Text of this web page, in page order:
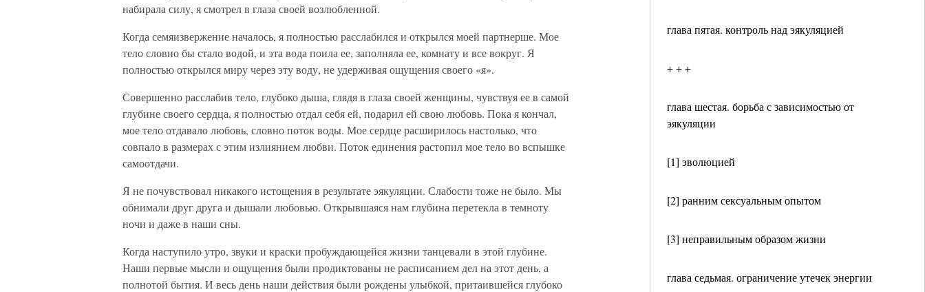
глава пятая. контроль над эякуляцией
+ + +
глава шестая. борьба с зависимостью от
эякуляции
[1] эволюцией
[2] ранним сексуальным опытом
[3] неправильным образом жизни
глава седьмая. ограничение утечек энергии
набирала силу, я смотрел в глаза своей возлюбленной.
Когда семяизвержение началось, я полностью расслабился и открылся моей партнерше. Мое
тело словно бы стало водой, и эта вода поила ее, заполняла ее, комнату и все вокруг. Я
полностью открылся миру через эту воду, не удерживая ощущения своего «я».
Совершенно расслабив тело, глубоко дыша, глядя в глаза своей женщины, чувствуя ее в самой
глубине своего сердца, я полностью отдал себя ей, подарил ей свою любовь. Пока я кончал,
мое тело отдавало любовь, словно поток воды. Мое сердце расширилось настолько, что
совпало в размерах с этим излиянием любви. Поток единения растопил мое тело во вспышке
самоотдачи.
Я не почувствовал никакого истощения в результате эякуляции. Слабости тоже не было. Мы
обнимали друг друга и дышали любовью. Открывшаяся нам глубина перетекла в темноту
ночи и даже в наши сны.
Когда наступило утро, звуки и краски пробуждающейся жизни танцевали в этой глубине.
Наши первые мысли и ощущения были продиктованы не расписанием дел на этот день, а
полнотой бытия. И весь день наши действия были рождены улыбкой, притаившейся глубоко